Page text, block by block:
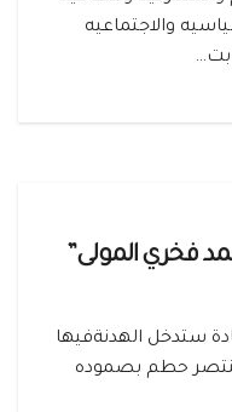
والاجتماعيه
فخري المولى”
ستدخل الهدنةفيها
حطم بصموده